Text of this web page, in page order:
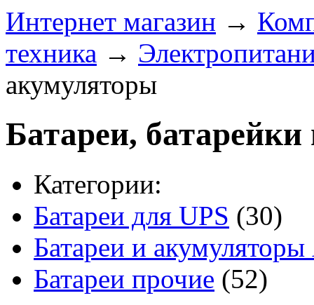
Интернет магазин →
техника →
акумуляторы
Батареи,
Категории:
Батареи для UPS (30)
Батареи и
Батареи прочие (52)